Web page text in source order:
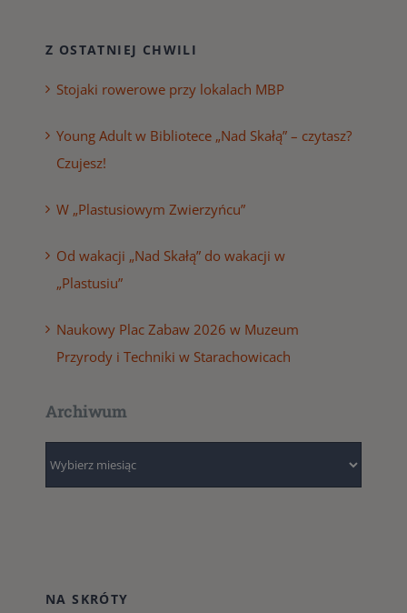
Z OSTATNIEJ CHWILI
Stojaki rowerowe przy lokalach MBP
Young Adult w Bibliotece „Nad Skałą” – czytasz?
Czujesz!
W „Plastusiowym Zwierzyńcu”
Od wakacji „Nad Skałą” do wakacji w
„Plastusiu”
Naukowy Plac Zabaw 2026 w Muzeum
Przyrody i Techniki w Starachowicach
Archiwum
NA SKRÓTY